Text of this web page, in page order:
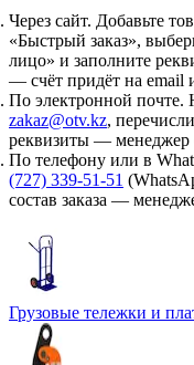
Через сайт. Добавьте
«Быстрый заказ»,
лицо» и заполните
— счёт придёт на email
По электронной почте.
zakaz@otv.kz,
реквизиты — менеджер
По телефону или в
(727) 339-51-51
состав заказа —
Грузовые тележки и